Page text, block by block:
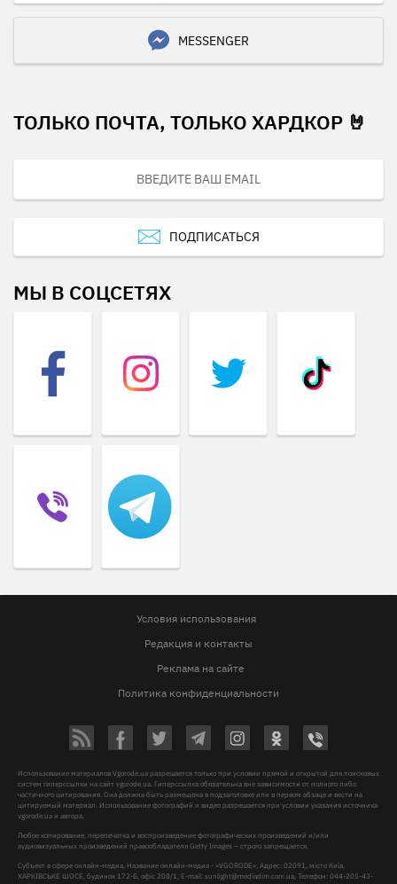
MESSENGER
ТОЛЬКО ПОЧТА, ТОЛЬКО ХАРДКОР 🤘
ПОДПИСАТЬСЯ
МЫ В СОЦСЕТЯХ
Условия использования
Редакция и контакты
Реклама на сайте
Политика конфиденциальности
Использование материалов Vgorode.ua разрешается только при условии прямой и открытой для поисковых
систем гиперссылки на сайт vgorode.ua. Гиперссылка обязательна вне зависимости от полного либо
частичного цитирования. Она должна быть размещена в подзаголовке или в первом абзаце и вести на
цитируемый материал. Использование фотографий и видео разрешается при условии указания источника
vgorode.ua и автора.
Любое копирование, перепечатка и воспроизведение фотографических произведений и/или
аудиовизуальных произведений правообладателя Getty Images – строго запрещается.
Субъект в сфере онлайн-медиа, Название онлайн-медиа - «VGORODE», Адрес: 02091, місто Київ,
ХАРКІВСЬКЕ ШОСЕ, будинок 172-Б, офіс 208/1, E-mail:sunlight@mediadim.com.ua, Телефон: 044-205-43-